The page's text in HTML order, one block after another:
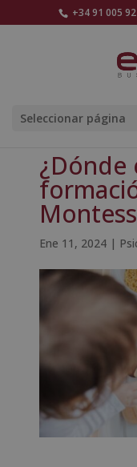
+34 91 005
Seleccionar página
¿Dónde
Ene 11, 2024|